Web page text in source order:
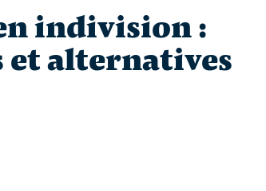
indivision :
et alternatives